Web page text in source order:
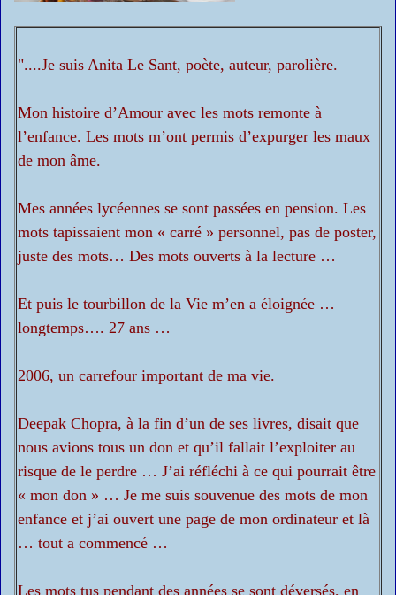
"....Je suis Anita Le Sant, poète, auteur, parolière.
Mon histoire d’Amour avec les mots remonte à
l’enfance. Les mots m’ont permis d’expurger les maux
de mon âme.
Mes années lycéennes se sont passées en pension. Les
mots tapissaient mon « carré » personnel, pas de poster,
juste des mots… Des mots ouverts à la lecture …
Et puis le tourbillon de la Vie m’en a éloignée …
longtemps…. 27 ans …
2006, un carrefour important de ma vie.
Deepak Chopra, à la fin d’un de ses livres, disait que
nous avions tous un don et qu’il fallait l’exploiter au
risque de le perdre … J’ai réfléchi à ce qui pourrait être
« mon don » … Je me suis souvenue des mots de mon
enfance et j’ai ouvert une page de mon ordinateur et là
… tout a commencé …
Les mots tus pendant des années se sont déversés, en